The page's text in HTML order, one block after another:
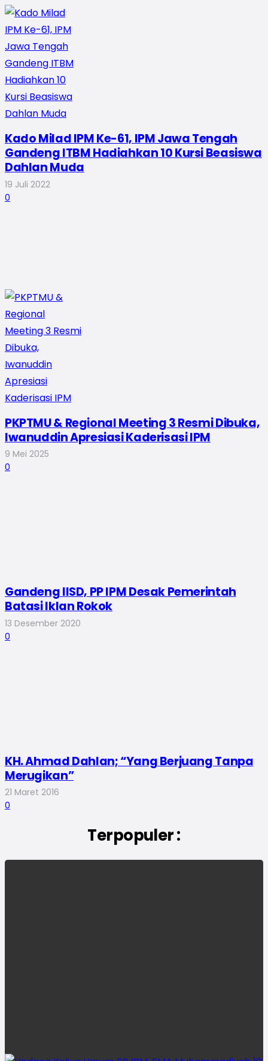
Kado Milad IPM Ke-61, IPM Jawa Tengah
Gandeng ITBM Hadiahkan 10 Kursi Beasiswa
Dahlan Muda
19 Juli 2022
0
PKPTMU & Regional Meeting 3 Resmi Dibuka,
Iwanuddin Apresiasi Kaderisasi IPM
9 Mei 2025
0
Gandeng IISD, PP IPM Desak Pemerintah
Batasi Iklan Rokok
13 Desember 2020
0
KH. Ahmad Dahlan; “Yang Berjuang Tanpa
Merugikan”
21 Maret 2016
0
Terpopuler :